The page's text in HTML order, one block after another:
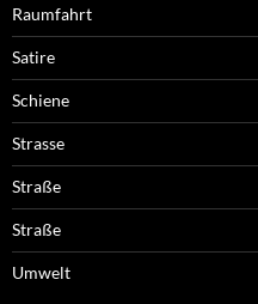
Raumfahrt
Satire
Schiene
Strasse
Straße
Straße
Umwelt